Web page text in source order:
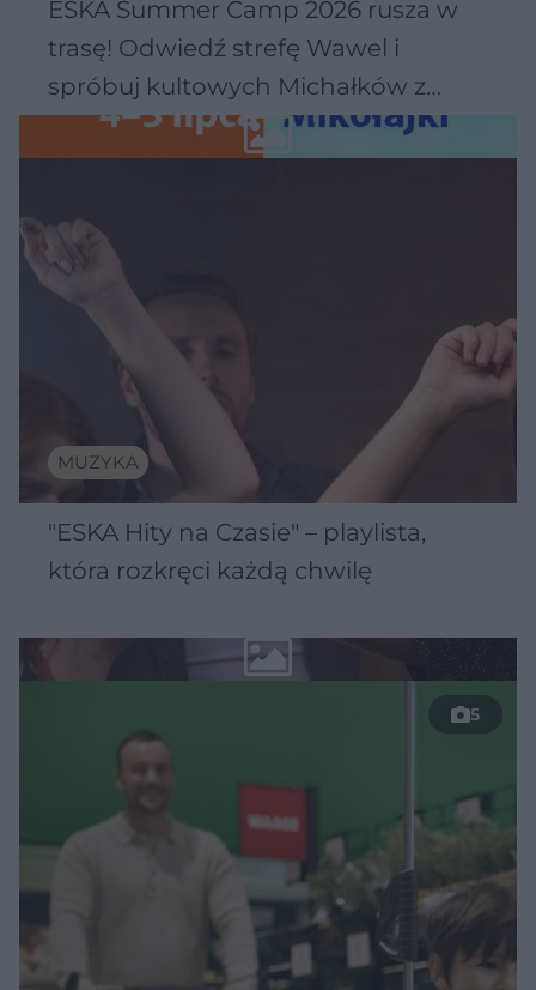
ESKA Summer Camp 2026 rusza w
trasę! Odwiedź strefę Wawel i
spróbuj kultowych Michałków z
Wawelu
MUZYKA
"ESKA Hity na Czasie" – playlista,
która rozkręci każdą chwilę
5